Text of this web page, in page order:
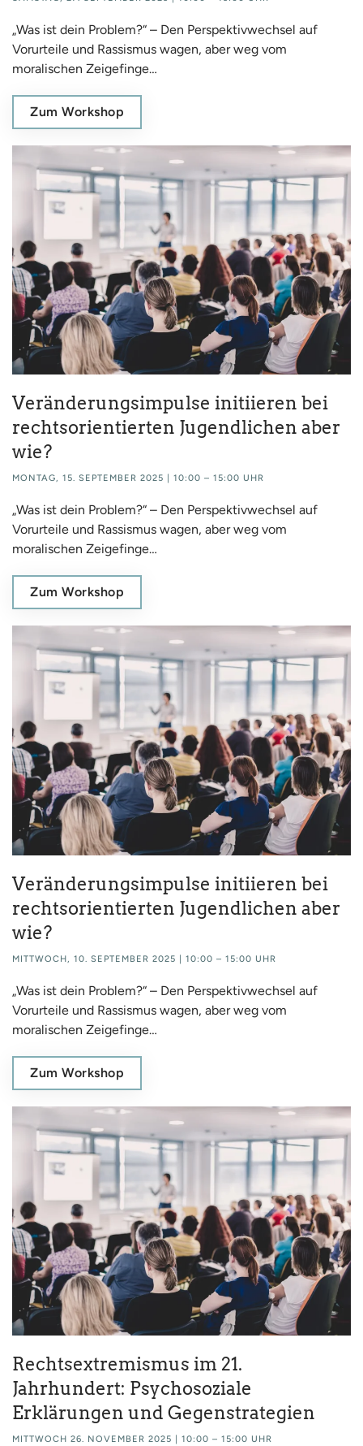
„Was ist dein Problem?“ – Den Perspektivwechsel auf
Vorurteile und Rassismus wagen, aber weg vom
moralischen Zeigefinge…
Zum Workshop
Veränderungsimpulse initiieren bei
rechtsorientierten Jugendlichen aber
wie?
MONTAG, 15. SEPTEMBER 2025 | 10:00 – 15:00 UHR
„Was ist dein Problem?“ – Den Perspektivwechsel auf
Vorurteile und Rassismus wagen, aber weg vom
moralischen Zeigefinge…
Zum Workshop
Veränderungsimpulse initiieren bei
rechtsorientierten Jugendlichen aber
wie?
MITTWOCH, 10. SEPTEMBER 2025 | 10:00 – 15:00 UHR
„Was ist dein Problem?“ – Den Perspektivwechsel auf
Vorurteile und Rassismus wagen, aber weg vom
moralischen Zeigefinge…
Zum Workshop
Rechtsextremismus im 21.
Jahrhundert: Psychosoziale
Erklärungen und Gegenstrategien
MITTWOCH 26. NOVEMBER 2025 | 10:00 – 15:00 UHR